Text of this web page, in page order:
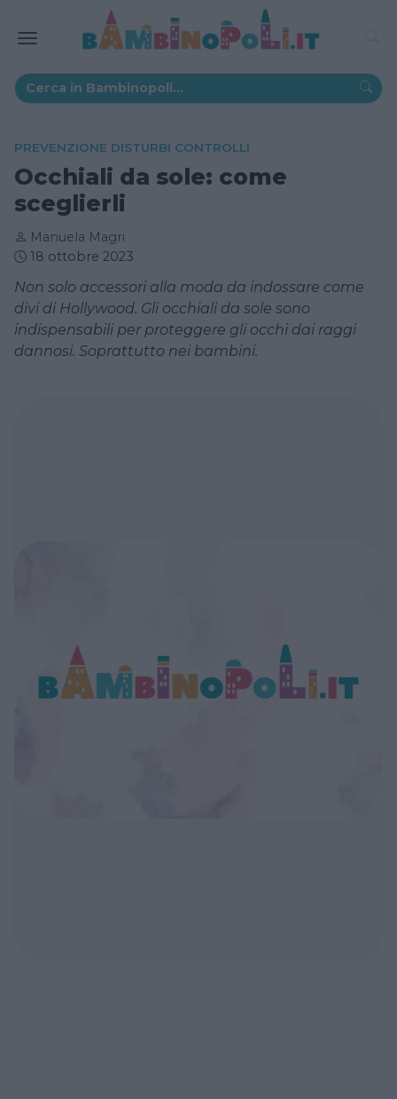
PREVENZIONE DISTURBI CONTROLLI
Occhiali da sole: come
sceglierli
Manuela Magri
18 ottobre 2023
Non solo accessori alla moda da indossare come
divi di Hollywood. Gli occhiali da sole sono
indispensabili per proteggere gli occhi dai raggi
dannosi. Soprattutto nei bambini.